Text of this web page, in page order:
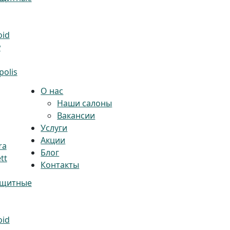
О нас
Наши салоны
Вакансии
Услуги
Акции
Блог
Контакты